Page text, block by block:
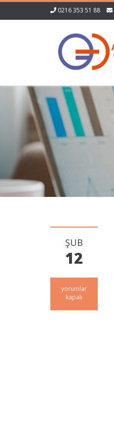
0216 353 51 88
ŞUB
12
Yiyecek
yorumlar
kapalı